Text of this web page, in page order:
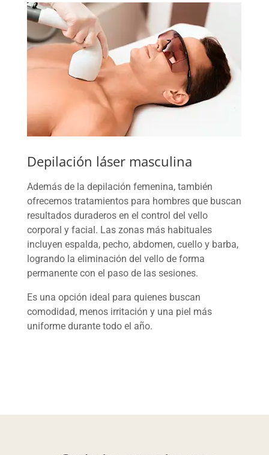
Depilación láser masculina
Además de la depilación femenina, también
ofrecemos tratamientos para hombres que buscan
resultados duraderos en el control del vello
corporal y facial. Las zonas más habituales
incluyen espalda, pecho, abdomen, cuello y barba,
logrando la eliminación del vello de forma
permanente con el paso de las sesiones.
Es una opción ideal para quienes buscan
comodidad, menos irritación y una piel más
uniforme durante todo el año.